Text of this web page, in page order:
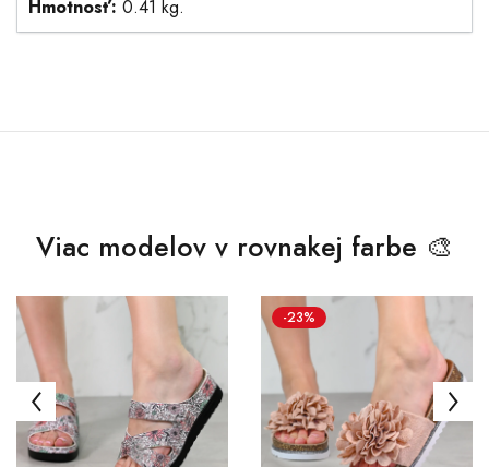
Hmotnosť: 0.41 kg.
Viac modelov v rovnakej farbe 🎨
-23%